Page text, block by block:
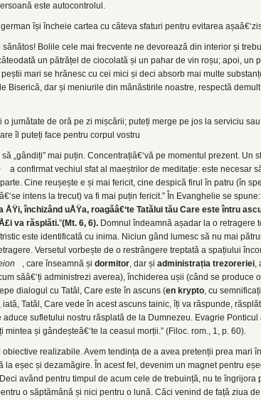
este autocontrolul.
își încheie cartea cu câteva sfaturi pentru evitarea
sănătos! Bolile cele mai frecvente ne devorează din interior și
un pătrățel de ciocolată și un pahar de vin roșu; apoi, un
mari se hrănesc cu cei mici și deci absorb mai multe
Biserică, dar și meniurile din mănăstirile noastre, respectă
o jumătate de oră pe zi mișcării; puteți merge pe jos la serviciu
îl puteți face pentru corpul vostru
să „gândiți” mai puțin. Concentrațiâ€‘vă pe momentul prezent. Un
a confirmat vechiul sfat al maeștrilor de meditație: este necesar
Cine reușește e și mai fericit, cine despică firul în patru (în
intens la trecut) va fi mai puțin fericit.” În Evanghelie se spune:
ÅŸi, închizând uÅŸa, roagăâ€‘te Tatălui tău Care este întru
va răsplăti.”(Mt. 6, 6). Domnul îndeamnă așadar la o retragere
este identificată cu inima. Niciun gând lumesc să nu mai
Versetul vorbește de o restrângere treptată a spațiului
, care înseamnă și dormitor, dar și administrația trezoreriei,
săâ€‘ți administrezi averea), închiderea ușii (când se produce
dialogul cu Tatăl, Care este în ascuns (en krypto, cu
iată, Tatăl, Care vede în acest ascuns tainic, îți va răspunde,
aduce sufletului nostru răsplată de la Dumnezeu. Evagrie Ponticul
mintea și gândeșteâ€‘te la ceasul morții.” (Filoc. rom., 1, p. 60).
obiective realizabile. Avem tendința de a avea pretenții prea mari
la eșec și dezamăgire. În acest fel, devenim un magnet pentru
având pentru timpul de acum cele de trebuință, nu te îngrijora
o săptămână și nici pentru o lună. Căci venind de față ziua